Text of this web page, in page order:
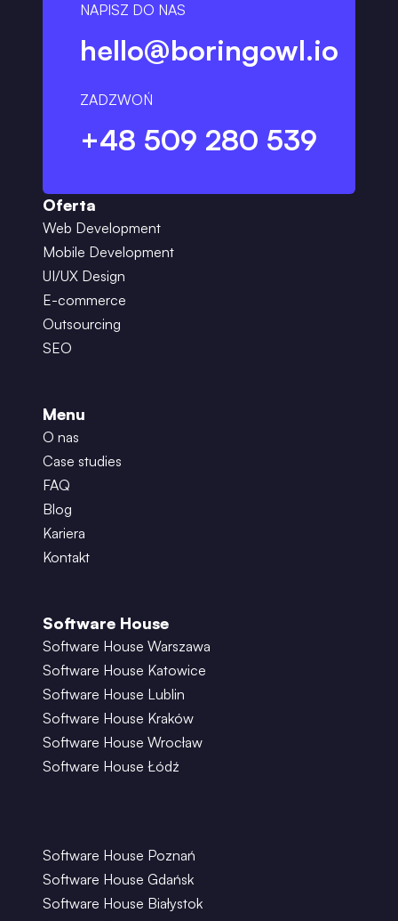
NAPISZ DO NAS
hello@boringowl.io
ZADZWOŃ
+48 509 280 539
Oferta
Web Development
Mobile Development
UI/UX Design
E-commerce
Outsourcing
SEO
Menu
O nas
Case studies
FAQ
Blog
Kariera
Kontakt
Software House
Software House Warszawa
Software House Katowice
Software House Lublin
Software House Kraków
Software House Wrocław
Software House Łódź
Software House Poznań
Software House Gdańsk
Software House Białystok